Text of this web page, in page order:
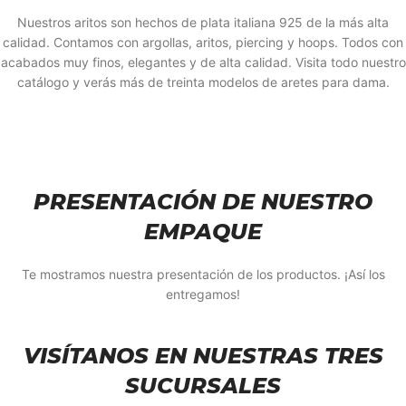
Nuestros aritos son hechos de plata italiana 925 de la más alta
calidad. Contamos con argollas, aritos, piercing y hoops. Todos con
acabados muy finos, elegantes y de alta calidad. Visita todo nuestro
catálogo y verás más de treinta modelos de aretes para dama.
PRESENTACIÓN DE NUESTRO
EMPAQUE
Te mostramos nuestra presentación de los productos. ¡Así los
entregamos!
VISÍTANOS EN NUESTRAS TRES
SUCURSALES